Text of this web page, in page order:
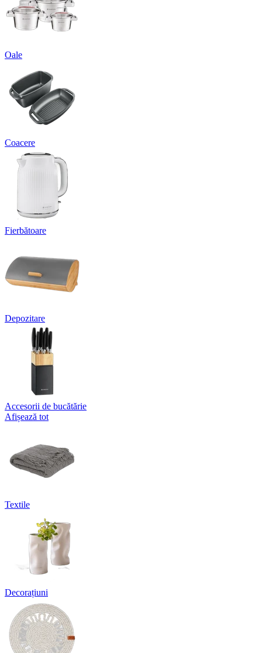
Oale
Coacere
Fierbătoare
Depozitare
Accesorii de bucătărie
Afișează tot
Textile
Decorațiuni